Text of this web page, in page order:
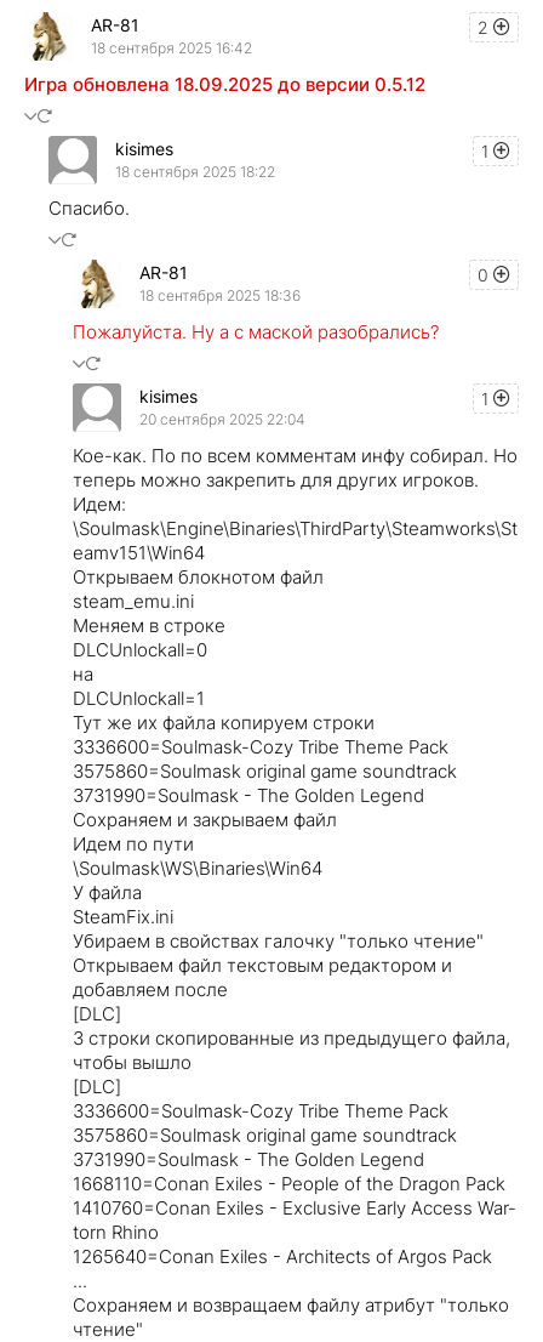
2
AR-81
18 сентября 2025 16:42
Игра обновлена 18.09.2025 до версии 0.5.12
1
kisimes
18 сентября 2025 18:22
Спасибо.
0
AR-81
18 сентября 2025 18:36
Пожалуйста. Ну а с маской разобрались?
1
kisimes
20 сентября 2025 22:04
Кое-как. По по всем комментам инфу собирал. Но
теперь можно закрепить для других игроков.
Идем:
\Soulmask\Engine\Binaries\ThirdParty\Steamworks\St
eamv151\Win64
Открываем блокнотом файл
steam_emu.ini
Меняем в строке
DLCUnlockall=0
на
DLCUnlockall=1
Тут же их файла копируем строки
3336600=Soulmask-Cozy Tribe Theme Pack
3575860=Soulmask original game soundtrack
3731990=Soulmask - The Golden Legend
Сохраняем и закрываем файл
Идем по пути
\Soulmask\WS\Binaries\Win64
У файла
SteamFix.ini
Убираем в свойствах галочку "только чтение"
Открываем файл текстовым редактором и
добавляем после
[DLC]
3 строки скопированные из предыдущего файла,
чтобы вышло
[DLC]
3336600=Soulmask-Cozy Tribe Theme Pack
3575860=Soulmask original game soundtrack
3731990=Soulmask - The Golden Legend
1668110=Conan Exiles - People of the Dragon Pack
1410760=Conan Exiles - Exclusive Early Access War-
torn Rhino
1265640=Conan Exiles - Architects of Argos Pack
...
Сохраняем и возвращаем файлу атрибут "только
чтение"